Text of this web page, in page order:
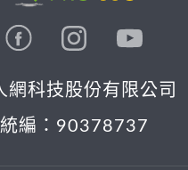
網科技股份有限公司
統編：90378737